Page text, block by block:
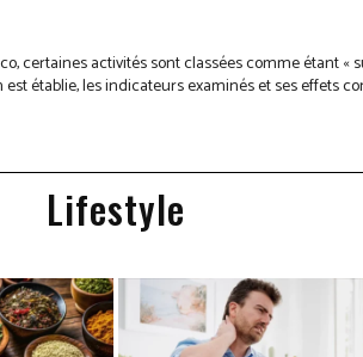
certaines activités sont classées comme étant «
établie, les indicateurs examinés et ses effets
Lifestyle